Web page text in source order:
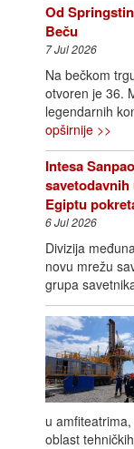
Od
Beču
7 Jul 2026
Na bečkom
otvoren je 36.
legendarnih
opširnije >>
Intesa
Egiptu
6 Jul 2026
Divizija
novu mrežu
grupa
u
oblast